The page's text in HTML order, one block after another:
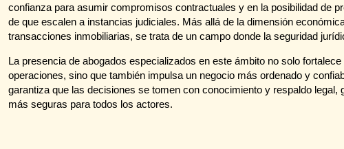
confianza para asumir compromisos contractuales y en la posibilidad de
de que escalen a instancias judiciales. Más allá de la dimensión
transacciones inmobiliarias, se trata de un campo donde la seguridad
La presencia de abogados especializados en este ámbito no solo
operaciones, sino que también impulsa un negocio más ordenado y
garantiza que las decisiones se tomen con conocimiento y respaldo legal,
más seguras para todos los actores.